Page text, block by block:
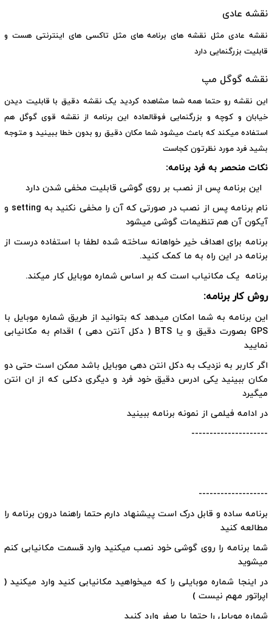
نقشه عادی
نقشه عادی مثل نقشه های برنامه های مثل تاکسی های اینترنتی هست و
قابلیت بزرگنمایی دارد
نقشه گوگل مپ
این نقشه رو حتما همه شما مشاهده کردید یک نقشه دقیق با قابلیت دیدن
خیابان و کوچه و بزرگنمایی فوقالعاده این برنامه از نقشه قوی گوگل هم
استفاده میکند که باعث میشود شما مکان دقیق رو بدون خطا ببینید و متوجه
بشید فرد مورد نظرتون کجاست
نکات منحصر به فرد برنامه:
این برنامه پس از نصب بر روی گوشی قابلیت مخفی شدن دارد
نام برنامه پس از نصب در صورتی که آن را مخفی نکنید به setting و
آیکون آن هم تنظیمات گوشی میشود
برنامه برای اهداف خیر خواهانه ساخته شده لطفا با استفاده درست از
برنامه در این راه به ما کمک کنید.
برنامه یک مکانیاب است که بر اساس شماره موبایل کار میکند.
روش کار برنامه:
این برنامه به شما امکان میدهد که بتوانید از طریق شماره موبایل با
GPS بصورت دقیق و یا BTS ( دکل آنتن دهی ) اقدام به مکانیابی
نمایید
اگر کاربر به نزدیک به دکل انتن دهی موبایل باشد ممکن است حتی دو
مکان ببینید یکی ادرس دقیق خود فرد و دیگری دکلی که از ان انتن
میگیرد
در ادامه فیلمی از نمونه برنامه ببینید
---------------------
-------------------
برنامه ساده و قابل درک است پیشنهاد دارم حتما راهنما درون برنامه را
مطالعه کنید
شما برنامه را روی گوشی خود نصب میکنید وارد قسمت مکانیابی کنم
میشوید
در اینجا شماره موبایلی را که میخواهید مکانیابی کنید وارد میکنید (
اپراتور مهم نیست )
شماره موبایل را حتما با صفر وارد کنید